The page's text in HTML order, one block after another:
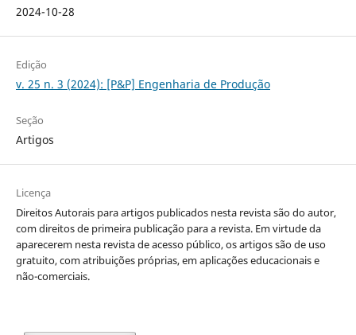
2024-10-28
Edição
v. 25 n. 3 (2024): [P&P] Engenharia de Produção
Seção
Artigos
Licença
Direitos Autorais para artigos publicados nesta revista são do autor,
com direitos de primeira publicação para a revista. Em virtude da
aparecerem nesta revista de acesso público, os artigos são de uso
gratuito, com atribuições próprias, em aplicações educacionais e
não-comerciais.